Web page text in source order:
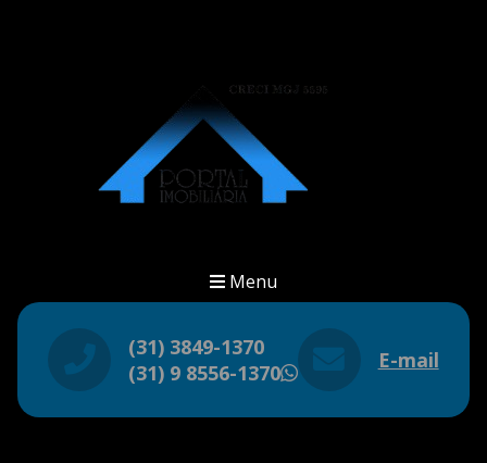
Menu
(31) 3849-1370
(31) 9 8556-1370
WhatsApp
E-mail